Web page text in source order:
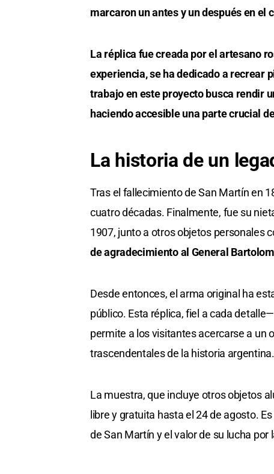
marcaron un antes y un después en el
La réplica fue creada por el artesano
experiencia, se ha dedicado a recrear
trabajo en este proyecto busca rendir
haciendo accesible una parte crucial
La historia de un
Tras el fallecimiento de San Martín en
cuatro décadas. Finalmente, fue su
1907, junto a otros objetos personales
de agradecimiento al General
Desde entonces, el arma original ha
público. Esta réplica, fiel a cada
permite a los visitantes acercarse a un
trascendentales de la historia argentina.
La muestra, que incluye otros objetos
libre y gratuita hasta el 24 de agosto.
de San Martín y el valor de su lucha por